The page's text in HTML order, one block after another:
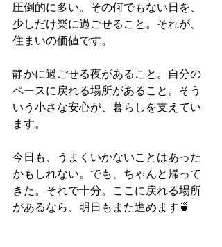
圧倒的に多い。その何でもない日を、
少しだけ楽に過ごせること。それが、
住まいの価値です。
静かに過ごせる夜があること。自分の
ペースに戻れる場所があること。そう
いう小さな安心が、暮らしを支えてい
ます。
今日も、うまくいかないことはあった
かもしれない。でも、ちゃんと帰って
きた。それで十分。ここに戻れる場所
があるなら、明日もまた進めます🍵